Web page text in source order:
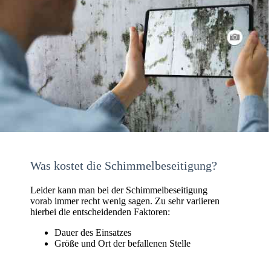
Was kostet die Schimmelbeseitigung?
Leider kann man bei der Schimmelbeseitigung
vorab immer recht wenig sagen. Zu sehr variieren
hierbei die entscheidenden Faktoren:
Dauer des Einsatzes
Größe und Ort der befallenen Stelle